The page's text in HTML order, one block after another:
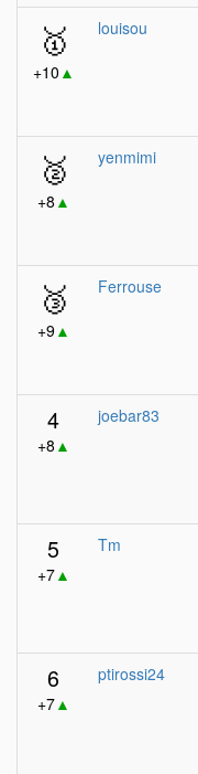
🥇
+10 ▲
louisou
🥈
+8 ▲
yenmimi
🥉
+9▲
Ferrouse
4
+8 ▲
joebar83
5
+7▲
Tm
6
+7▲
ptirossi24